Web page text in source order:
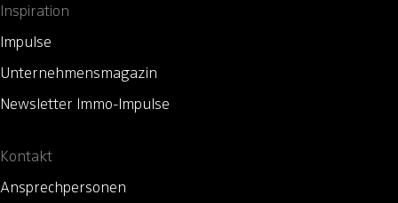
Inspiration
Impulse
Unternehmensmagazin
Newsletter Immo-Impulse
Kontakt
Ansprechpersonen